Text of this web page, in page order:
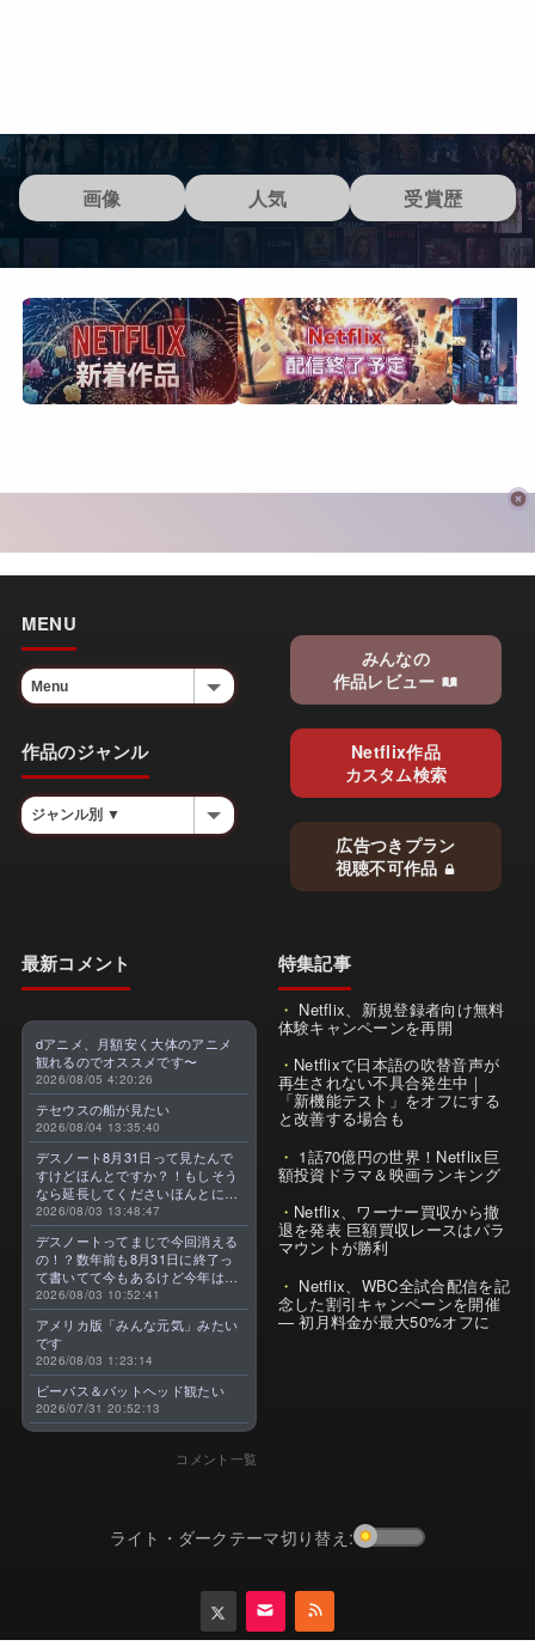
画像 人気 受賞歴
MENU
作品のジャンル
みんなの
作品レビュー
Netflix作品
カスタム検索
広告つきプラン
視聴不可作品
最新コメント
dアニメ、月額安く大体のアニメ
観れるのでオススメです〜
2026/08/05 4:20:26
テセウスの船が見たい
2026/08/04 13:35:40
デスノート8月31日って見たんで
すけどほんとですか？！もしそう
なら延長してくださいほんとに大
好きなんです😭
2026/08/03 13:48:47
デスノートってまじで今回消える
の！？数年前も8月31日に終了っ
て書いてて今もあるけど今年はま
じのやつ！？よくわからん！！で
きればなくならないでほしい！平
成アニメを振り返らせてくれっ
っ！！！！！！！
2026/08/03 10:52:41
アメリカ版「みんな元気」みたい
です
2026/08/03 1:23:14
ビーバス＆バットヘッド観たい
2026/07/31 20:52:13
コメント一覧
特集記事
Netflix、新規登録者向け無料
体験キャンペーンを再開
Netflixで日本語の吹替音声が
再生されない不具合発生中｜
「新機能テスト」をオフにする
と改善する場合も
1話70億円の世界！Netflix巨
額投資ドラマ＆映画ランキング
Netflix、ワーナー買収から撤
退を発表 巨額買収レースはパラ
マウントが勝利
Netflix、WBC全試合配信を記
念した割引キャンペーンを開催
— 初月料金が最大50%オフに
ライト・ダークテーマ切り替え: